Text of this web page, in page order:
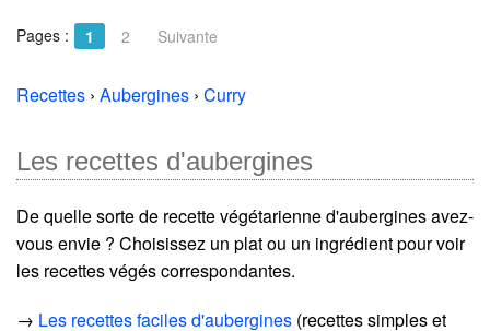
Pages : 1 2 Suivante
Recettes › Aubergines › Curry
Les recettes d'aubergines
De quelle sorte de recette végétarienne d'aubergines avez-
vous envie ? Choisissez un plat ou un ingrédient pour voir
les recettes végés correspondantes.
→ Les recettes faciles d'aubergines (recettes simples et